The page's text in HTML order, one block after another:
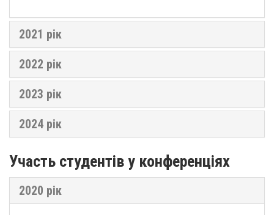
2021 рік
2022 рік
2023 рік
2024 рік
Участь студентів у конференціях
2020 рік